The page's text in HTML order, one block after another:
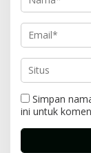
Simpan
ini untuk